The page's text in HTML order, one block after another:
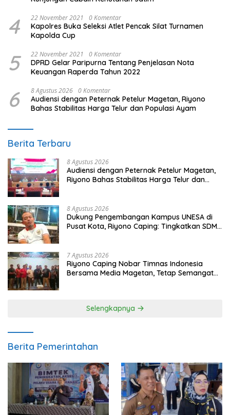
4 22 November 2021 0 Komentar
Kapolres Buka Seleksi Atlet Pencak Silat Turnamen
Kapolda Cup
5 22 November 2021 0 Komentar
DPRD Gelar Paripurna Tentang Penjelasan Nota
Keuangan Raperda Tahun 2022
6 8 Agustus 2026 0 Komentar
Audiensi dengan Peternak Petelur Magetan, Riyono
Bahas Stabilitas Harga Telur dan Populasi Ayam
Berita Terbaru
8 Agustus 2026
Audiensi dengan Peternak Petelur Magetan,
Riyono Bahas Stabilitas Harga Telur dan
8 Agustus 2026
Dukung Pengembangan Kampus UNESA di
Pusat Kota, Riyono Caping: Tingkatkan SDM
7 Agustus 2026
Riyono Caping Nobar Timnas Indonesia
Bersama Media Magetan, Tetap Semangat
Selengkapnya
Berita Pemerintahan